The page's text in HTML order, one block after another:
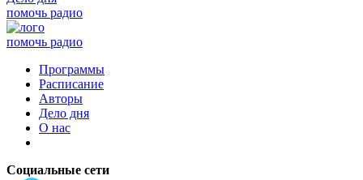
помочь радио
помочь радио
Программы
Расписание
Авторы
Дело дня
О нас
Социальные сети